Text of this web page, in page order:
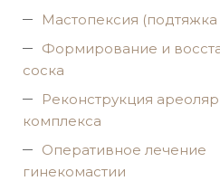
Мастопексия (подтяжка
Формирование и
соска
Реконструкция
комплекса
Оперативное лечение
гинекомастии